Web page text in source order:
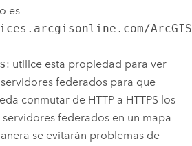
es
ArcGIS/
: utilice esta propiedad para ver
federados para que
conmutar de HTTP a HTTPS los
federados en un mapa
se evitarán problemas de